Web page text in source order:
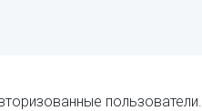
пользователи.